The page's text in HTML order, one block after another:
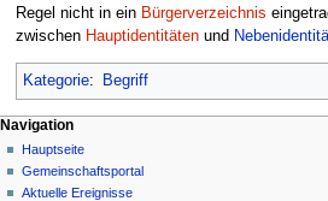
Regel nicht in ein Bürgerverzeichnis
zwischen Hauptidentitätenund
Kategorie: Begriff
Navigationsmenü
Seitenaktionen
Seite
Diskussion
Lesen
Meine Werkzeuge
Nicht
angemeldet
Diskussionsseite
Navigation
Hauptseite
Gemeinschafts­portal
Aktuelle Ereignisse